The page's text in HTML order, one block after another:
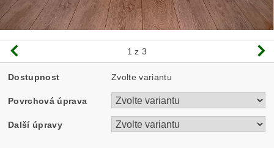
1 z 3
Dostupnost Zvolte variantu
Povrchová úprava
Další úpravy